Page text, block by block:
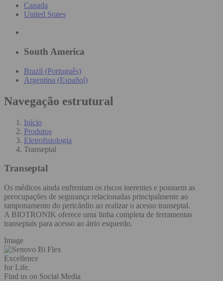
Canada
United States
South America
Brazil (Português)
Argentina (Español)
Navegação estrutural
Início
Produtos
Eletrofisiologia
Transeptal
Transeptal
Os médicos ainda enfrentam os riscos inerentes e possuem as
preocupações de segurança relacionadas principalmente ao
tamponamento do pericárdio ao realizar o acesso transeptal.
A BIOTRONIK oferece uma linha completa de ferramentas
transeptais para acesso ao átrio esquerdo.
Image
Excellence
for Life.
Find us on Social Media